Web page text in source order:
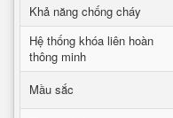
Khả năng chống cháy
Hệ thống khóa liên hoàn
thông minh
Mầu sắc